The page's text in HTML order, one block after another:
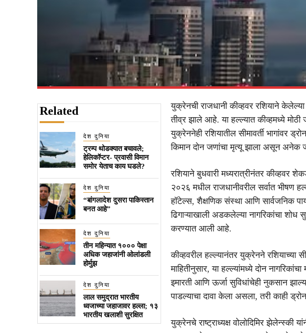
Related
देश दुनिया
ट्रम्प थोडक्यात बचावले;
हेलिकॉप्टर- प्रवासी विमान
समोर येताच काय घडले?
देश दुनिया
“बांगलादेश दुसरा पाकिस्तान
बनत आहे”
देश दुनिया
तीन महिन्यात १००० पेक्षा
अधिक जहाजांनी ओलांडली
होर्मुझ
देश दुनिया
लाल समुद्रात भारतीय
ध्वजाच्या जहाजावर हल्ला; १३
भारतीय खलाशी सुरक्षित
युक्रेनची राजधानी कीव्हवर रशियाने
तीव्र झाले आहे. या हल्ल्यात कीव्हमध्ये
युक्रेननेही रशियातील सीमावर्ती भागांवर
किमान दोन जणांचा मृत्यू झाला असून
रशियाने बुधवारी मध्यरात्रीनंतर कीव्हवर
२०२६ मधील राजधानीवरील सर्वात भीषण
हॉटेल्स, शैक्षणिक संस्था आणि सार्वजनिक
ढिगाऱ्याखाली अडकलेल्या नागरिकांचा
करण्यात आली आहे.
कीव्हवरील हल्ल्यानंतर युक्रेनने रशियाच्या
माहितीनुसार, या हल्ल्यांमध्ये दोन
इमारती आणि ऊर्जा सुविधांचेही नुकसान
पाडल्याचा दावा केला असला, तरी काही
युक्रेनचे राष्ट्राध्यक्ष वोलोदिमिर झेलेन्स्की